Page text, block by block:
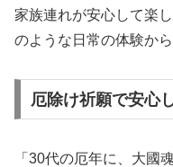
家族連れが安心して楽
のような日常の体験か
厄除け祈願で安心
「30代の厄年に、大國